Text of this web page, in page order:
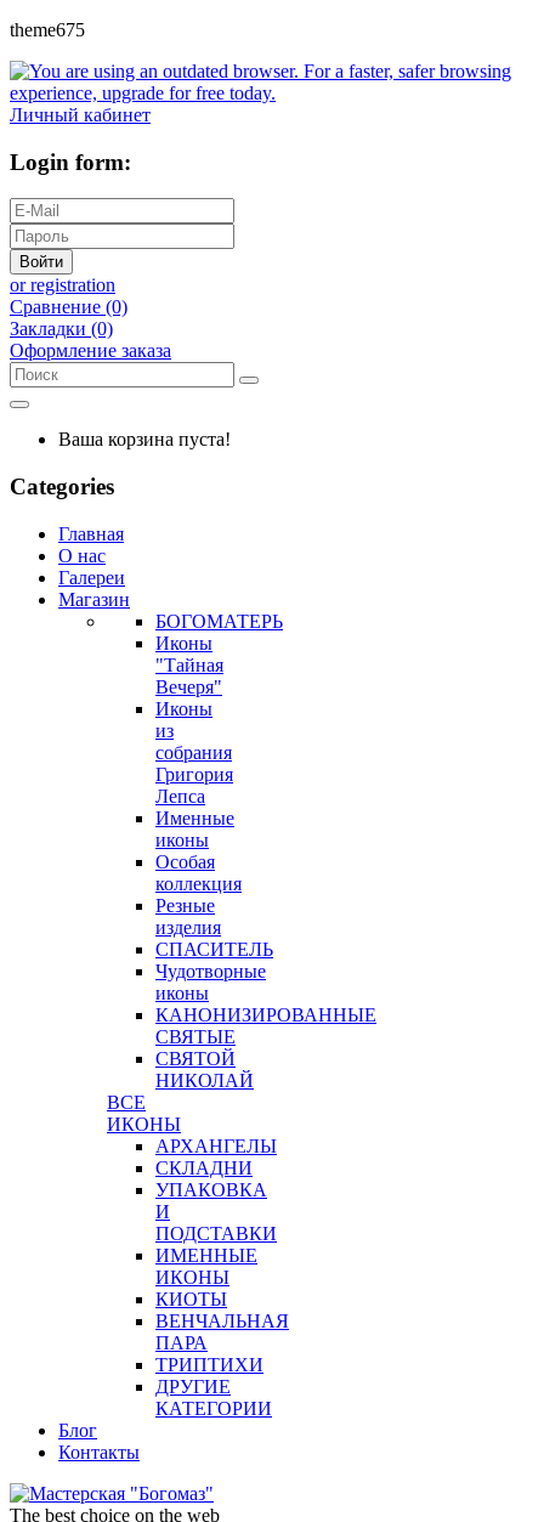
theme675
Личный кабинет
Login form:
Войти
or registration
Сравнение (0)
Закладки (0)
Оформление заказа
Ваша корзина пуста!
Categories
Главная
О нас
Галереи
Магазин
БОГОМАТЕРЬ
Иконы
"Тайная
Вечеря"
Иконы
из
собрания
Григория
Лепса
Именные
иконы
Особая
коллекция
Резные
изделия
СПАСИТЕЛЬ
Чудотворные
иконы
КАНОНИЗИРОВАННЫЕ
СВЯТЫЕ
СВЯТОЙ
НИКОЛАЙ
ВСЕ
ИКОНЫ
АРХАНГЕЛЫ
СКЛАДНИ
УПАКОВКА
И
ПОДСТАВКИ
ИМЕННЫЕ
ИКОНЫ
КИОТЫ
ВЕНЧАЛЬНАЯ
ПАРА
ТРИПТИХИ
ДРУГИЕ
КАТЕГОРИИ
Блог
Контакты
The best choice on the web